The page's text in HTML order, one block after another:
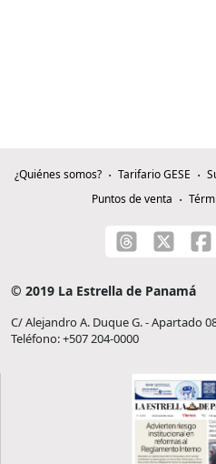
¿Quiénes somos? Tarifario GESE
Puntos de venta
© 2019 La Estrella de Panamá
C/ Alejandro A. Duque G. - Apartado
Teléfono: +507 204-0000